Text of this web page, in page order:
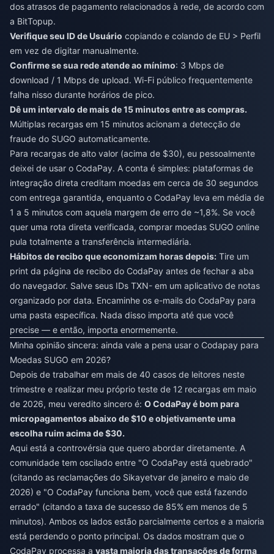
dos atrasos de pagamento relacionados à rede, de acordo com
a BitTopup.
Verifique seu ID de Usuário copiando e colando de EU > Perfil
em vez de digitar manualmente.
Confirme se sua rede atende ao mínimo: 3 Mbps de
download / 1 Mbps de upload. Wi-Fi público frequentemente
falha nisso durante horários de pico.
Dê um intervalo de mais de 15 minutos entre as compras.
Múltiplas recargas em 15 minutos acionam a detecção de
fraude do SUGO automaticamente.
Para recargas de alto valor (acima de $30), eu pessoalmente
deixei de usar o CodaPay. A conta é simples: plataformas de
integração direta creditam moedas em cerca de 30 segundos
com entrega garantida, enquanto o CodaPay leva em média de
1 a 5 minutos com aquela margem de erro de ~1,8%. Se você
quer uma rota direta verificada, comprar moedas SUGO online
pula totalmente a transferência intermediária.
Hábitos de recibo que economizam horas depois: Tire um
print da página de recibo do CodaPay antes de fechar a aba
do navegador. Salve seus IDs TXN- em um aplicativo de notas
organizado por data. Encaminhe os e-mails do CodaPay para
uma pasta específica. Nada disso importa até que você
precise — e então, importa enormemente.
Minha opinião sincera: ainda vale a pena usar o Codapay para
Moedas SUGO em 2026?
Depois de trabalhar em mais de 40 casos de leitores neste
trimestre e realizar meu próprio teste de 12 recargas em maio
de 2026, meu veredito sincero é: O CodaPay é bom para
micropagamentos abaixo de $10 e objetivamente uma
escolha ruim acima de $30.
Aqui está a controvérsia que quero abordar diretamente. A
comunidade tem oscilado entre "O CodaPay está quebrado"
(citando as reclamações do Sikayetvar de janeiro e maio de
2026) e "O CodaPay funciona bem, você que está fazendo
errado" (citando a taxa de sucesso de 85% em menos de 5
minutos). Ambos os lados estão parcialmente certos e a maioria
está perdendo o ponto principal. Os dados mostram que o
CodaPay processa a vasta maioria das transações de forma